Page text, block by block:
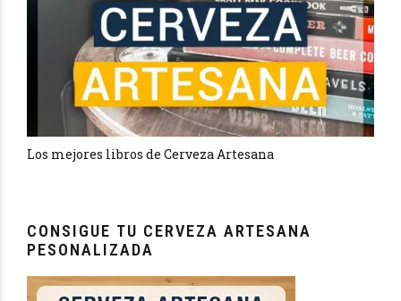
Los mejores libros de Cerveza Artesana
CONSIGUE TU CERVEZA ARTESANA
PESONALIZADA